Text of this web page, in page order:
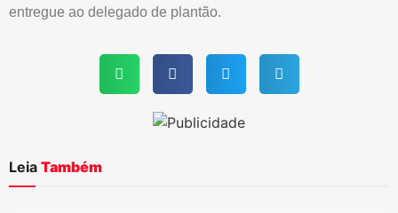
entregue ao delegado de plantão.
Leia Também